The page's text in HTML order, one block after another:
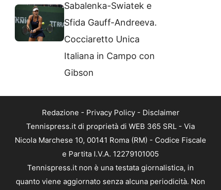
Sabalenka-Swiatek e
Sfida Gauff-Andreeva.
Cocciaretto Unica
Italiana in Campo con
Gibson
Redazione - Privacy Policy- Disclaimer
Tennispress.it di proprietà di WEB 365 SRL - Via
Nicola Marchese 10, 00141 Roma (RM) - Codice Fiscale
e Partita I.V.A. 12279101005
Tennispress.it non è una testata giornalistica, in
quanto viene aggiornato senza alcuna periodicità. Non